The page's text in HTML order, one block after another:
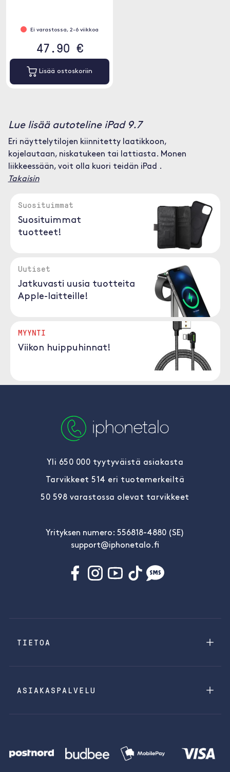
Ei varastossa, 2-6 viikkoa
47.90 €
Lisää ostoskoriin
Lue lisää autoteline iPad 9.7
Eri näyttelytilojen kiinnitetty laatikkoon,
kojelautaan, niskatukeen tai lattiasta. Monen
liikkeessään, voit olla kuori teidän iPad .
Takaisin
Suosituimmat
Suosituimmat
tuotteet!
Uutiset
Jatkuvasti uusia tuotteita
Apple-laitteille!
MYYNTI
Viikon huippuhinnat!
Yli 650 000 tyytyväistä asiakasta
Tarvikkeet 514 eri tuotemerkeiltä
50 598 varastossa olevat tarvikkeet
Yrityksen numero: 556818-4880 (SE)
support@iphonetalo.fi
TIETOA
ASIAKASPALVELU